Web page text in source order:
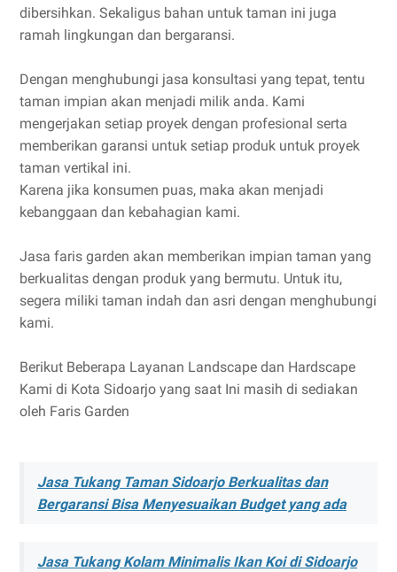
dibersihkan. Sekaligus bahan untuk taman ini juga
ramah lingkungan dan bergaransi.
Dengan menghubungi jasa konsultasi yang tepat, tentu
taman impian akan menjadi milik anda. Kami
mengerjakan setiap proyek dengan profesional serta
memberikan garansi untuk setiap produk untuk proyek
taman vertikal ini.
Karena jika konsumen puas, maka akan menjadi
kebanggaan dan kebahagian kami.
Jasa faris garden akan memberikan impian taman yang
berkualitas dengan produk yang bermutu. Untuk itu,
segera miliki taman indah dan asri dengan menghubungi
kami.
Berikut Beberapa Layanan Landscape dan Hardscape
Kami di Kota Sidoarjo yang saat Ini masih di sediakan
oleh Faris Garden
Jasa Tukang Taman Sidoarjo Berkualitas dan
Bergaransi Bisa Menyesuaikan Budget yang ada
Jasa Tukang Kolam Minimalis Ikan Koi di Sidoarjo